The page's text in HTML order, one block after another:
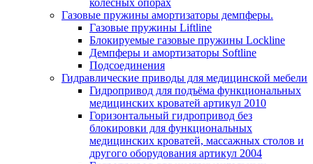
колесных опорах
Газовые пружины амортизаторы демпферы.
Газовые пружины Liftline
Блокируемые газовые пружины Lockline
Демпферы и амортизаторы Softline
Подсоединения
Гидравлические приводы для медицинской мебели
Гидропривод для подъёма функциональных
медицинских кроватей артикул 2010
Горизонтальный гидропривод без
блокировки для функциональных
медицинских кроватей, массажных столов и
другого оборудования артикул 2004